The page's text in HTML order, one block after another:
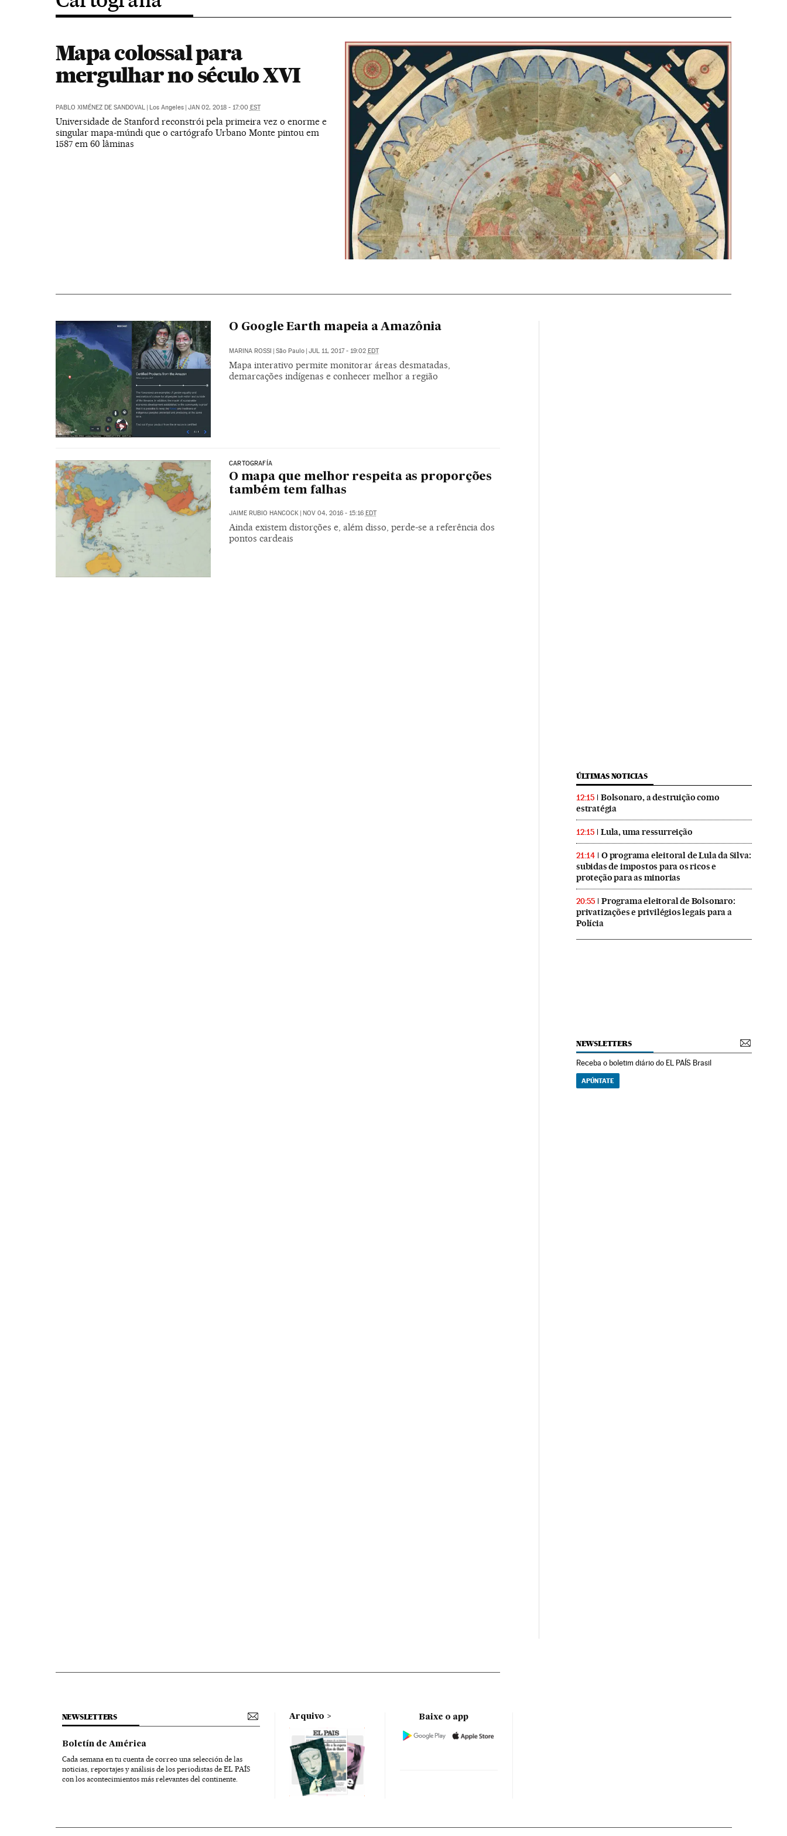
Mapa colossal para
mergulhar no século XVI
PABLO XIMÉNEZ DE SANDOVAL | Los Angeles | JAN 02, 2018 - 17:00 EST
Universidade de Stanford reconstrói pela primeira vez o enorme e
singular mapa-múndi que o cartógrafo Urbano Monte pintou em
1587 em 60 lâminas
O Google Earth mapeia a Amazônia
MARINA ROSSI | São Paulo | JUL 11, 2017 - 19:02 EDT
Mapa interativo permite monitorar áreas desmatadas,
demarcações indígenas e conhecer melhor a região
CARTOGRAFÍA
O mapa que melhor respeita as proporções
também tem falhas
JAIME RUBIO HANCOCK NOV 04, 2016 - 15:16 EDT
Ainda existem distorções e, além disso, perde-se a referência dos
pontos cardeais
ÚLTIMAS NOTICIAS
12:15
Bolsonaro, a destruição como
estratégia
12:15 Lula, uma ressurreição
21:14
O programa eleitoral de Lula da Silva:
subidas de impostos para os ricos e
proteção para as minorias
20:55
Programa eleitoral de Bolsonaro:
privatizações e privilégios legais para a
Polícia
NEWSLETTERS
Receba o boletim diário do EL PAÍS Brasil
APÚNTATE
NEWSLETTERS
Boletín de América
Cada semana en tu cuenta de correo una selección de las
noticias, reportajes y análisis de los periodistas de EL PAÍS
con los acontecimientos más relevantes del continente.
Arquivo Baixe o app